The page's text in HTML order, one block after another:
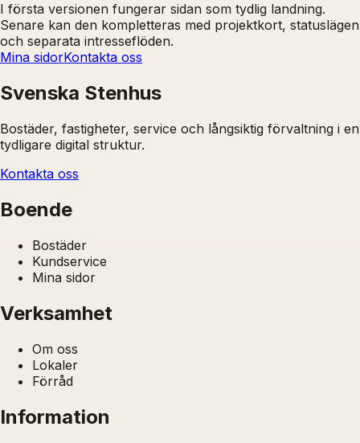
I första versionen fungerar sidan som tydlig landning.
Senare kan den kompletteras med projektkort, statuslägen
och separata intresseflöden.
Mina sidorKontakta oss
Svenska Stenhus
Bostäder, fastigheter, service och långsiktig förvaltning i en
tydligare digital struktur.
Kontakta oss
Boende
Bostäder
Kundservice
Mina sidor
Verksamhet
Om oss
Lokaler
Förråd
Information